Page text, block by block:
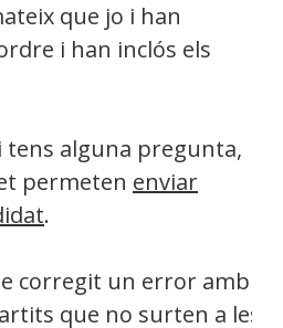
que jo i han
i han inclós els
tens alguna pregunta,
permeten enviar
.
corregit un error amb
que no surten a les